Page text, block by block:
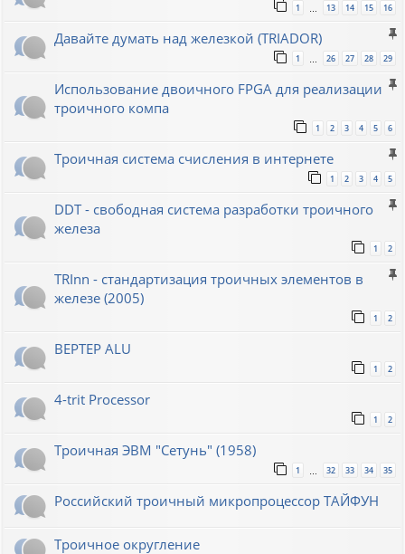
1 13 14 15 16
Давайте думать над железкой (TRIADOR)
1 26 27 28 29
Использование двоичного FPGA для реализации
троичного компа
1 2 3 4 5 6
Троичная система счисления в интернете
1 2 3 4 5
DDT - свободная система разработки троичного
железа
1 2
TRInn - стандартизация троичных элементов в
железе (2005)
1 2
BEPTEP ALU
1 2
4-trit Processor
1 2
Троичная ЭВМ "Сетунь" (1958)
1 … 32 33 34 35
Российский троичный микропроцессор ТАЙФУН
Троичное округление